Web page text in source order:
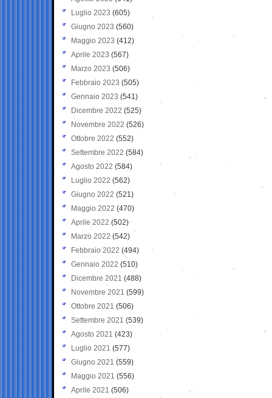
Luglio 2023 (605)
Giugno 2023 (560)
Maggio 2023 (412)
Aprile 2023 (567)
Marzo 2023 (506)
Febbraio 2023 (505)
Gennaio 2023 (541)
Dicembre 2022 (525)
Novembre 2022 (526)
Ottobre 2022 (552)
Settembre 2022 (584)
Agosto 2022 (584)
Luglio 2022 (562)
Giugno 2022 (521)
Maggio 2022 (470)
Aprile 2022 (502)
Marzo 2022 (542)
Febbraio 2022 (494)
Gennaio 2022 (510)
Dicembre 2021 (488)
Novembre 2021 (599)
Ottobre 2021 (506)
Settembre 2021 (539)
Agosto 2021 (423)
Luglio 2021 (577)
Giugno 2021(559)
Maggio 2021 (556)
Aprile 2021 (506)